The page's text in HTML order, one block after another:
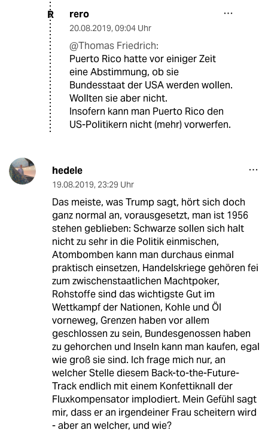
R rero
20.08.2019, 09:04 Uhr
@Thomas Friedrich:
Puerto Rico hatte vor einiger Zeit
eine Abstimmung, ob sie
Bundesstaat der USA werden wollen.
Wollten sie aber nicht.
Insofern kann man Puerto Rico den
US-Politikern nicht (mehr) vorwerfen.
hedele
19.08.2019, 23:29 Uhr
Das meiste, was Trump sagt, hört sich doch
ganz normal an, vorausgesetzt, man ist 1956
stehen geblieben: Schwarze sollen sich halt
nicht zu sehr in die Politik einmischen,
Atombomben kann man durchaus einmal
praktisch einsetzen, Handelskriege gehören fei
zum zwischenstaatlichen Machtpoker,
Rohstoffe sind das wichtigste Gut im
Wettkampf der Nationen, Kohle und Öl
vorneweg, Grenzen haben vor allem
geschlossen zu sein, Bundesgenossen haben
zu gehorchen und Inseln kann man kaufen, egal
wie groß sie sind. Ich frage mich nur, an
welcher Stelle diesem Back-to-the-Future-
Track endlich mit einem Konfettiknall der
Fluxkompensator implodiert. Mein Gefühl sagt
mir, dass er an irgendeiner Frau scheitern wird
- aber an welcher, und wie?